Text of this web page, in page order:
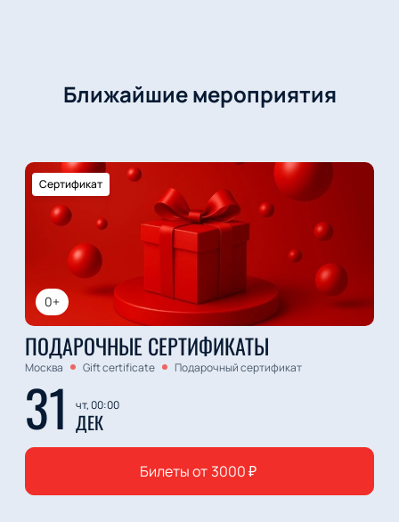
Ближайшие мероприятия
0+
Сертификат
ПОДАРОЧНЫЕ СЕРТИФИКАТЫ
Москва Gift certificate Подарочный сертификат
31 чт, 00:00
ДЕК
Билеты от 3000₽